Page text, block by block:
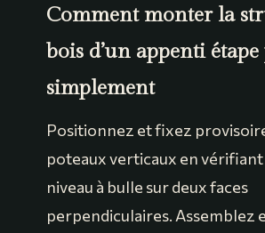
Comment monter la
bois d’un appenti
simplement
Positionnez et fixez
poteaux verticaux en vérifiant
niveau à bulle sur deux faces
perpendiculaires. Assemblez